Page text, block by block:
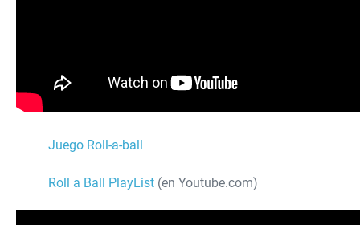
Juego Roll-a-ball
Roll a Ball PlayList (en Youtube.com)